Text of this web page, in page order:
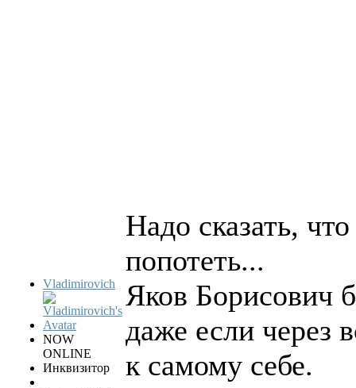
Vladimirovich
NOW
ONLINE
Инквизитор
Надо сказать,
попотеть...
Яков Борисович
даже если через
к самому себе.